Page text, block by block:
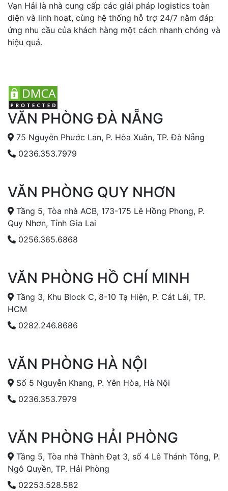
Vạn Hải là nhà cung cấp các giải pháp logistics toàn
diện và linh hoạt, cùng hệ thống hỗ trợ 24/7 nằm đáp
ứng nhu cầu của khách hàng một cách nhanh chóng và
hiệu quả.
VĂN PHÒNG ĐÀ NẴNG
75 Nguyễn Phước Lan, P. Hòa Xuân, TP. Đà Nẵng
0236.353.7979
VĂN PHÒNG QUY NHƠN
Tầng 5, Tòa nhà ACB, 173-175 Lê Hồng Phong, P.
Quy Nhơn, Tỉnh Gia Lai
0256.365.6868
VĂN PHÒNG HỒ CHÍ MINH
Tầng 3, Khu Block C, 8-10 Tạ Hiện, P. Cát Lái, TP.
HCM
0282.246.8686
VĂN PHÒNG HÀ NỘI
Số 5 Nguyễn Khang, P. Yên Hòa, Hà Nội
0236.353.7979
VĂN PHÒNG HẢI PHÒNG
Tầng 5, Tòa nhà Thành Đạt 3, số 4 Lê Thánh Tông, P.
Ngô Quyền, TP. Hải Phòng
02253.528.582